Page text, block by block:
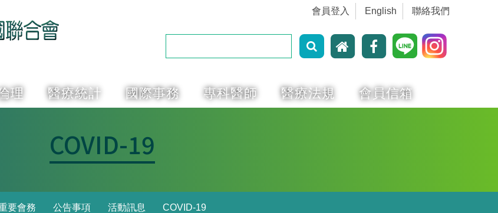
會員登入 English 聯絡我們
理 醫療統計 國際事務 專科醫師 醫療法規 會員信箱
COVID-19
要會務 公告事項 活動訊息 COVID-19